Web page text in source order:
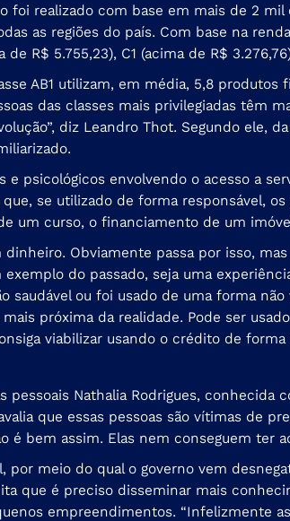
foi realizado com base em mais de 2
as regiões do país. Com base na
de R$ 5.755,23), C1 (acima de R$
AB1 utilizam, em média, 5,8
das classes mais privilegiadas têm
diz Leandro Thot. Segundo ele,
e psicológicos envolvendo o acesso a
que, se utilizado de forma responsável,
um curso, o financiamento de um
Obviamente passa por isso,
do passado, seja uma
ou foi usado de uma forma
próxima da realidade. Pode ser
viabilizar usando o crédito de forma
Nathalia Rodrigues, conhecida
que essas pessoas são vítimas de
é bem assim. Elas nem conseguem ter
por meio do qual o governo vem
que é preciso disseminar mais
empreendimentos. “Infelizmente